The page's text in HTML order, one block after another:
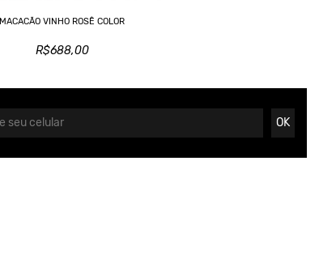
MACACÃO VINHO ROSÊ COLOR
R$688,00
OK